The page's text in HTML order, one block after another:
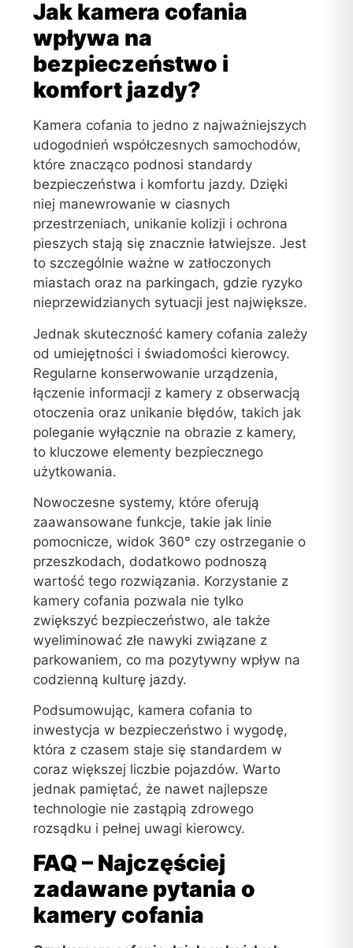
Jak kamera cofania
wpływa na
bezpieczeństwo i
komfort jazdy?
Kamera cofania to jedno z najważniejszych
udogodnień współczesnych samochodów,
które znacząco podnosi standardy
bezpieczeństwa i komfortu jazdy. Dzięki
niej manewrowanie w ciasnych
przestrzeniach, unikanie kolizji i ochrona
pieszych stają się znacznie łatwiejsze. Jest
to szczególnie ważne w zatłoczonych
miastach oraz na parkingach, gdzie ryzyko
nieprzewidzianych sytuacji jest największe.
Jednak skuteczność kamery cofania zależy
od umiejętności i świadomości kierowcy.
Regularne konserwowanie urządzenia,
łączenie informacji z kamery z obserwacją
otoczenia oraz unikanie błędów, takich jak
poleganie wyłącznie na obrazie z kamery,
to kluczowe elementy bezpiecznego
użytkowania.
Nowoczesne systemy, które oferują
zaawansowane funkcje, takie jak linie
pomocnicze, widok 360° czy ostrzeganie o
przeszkodach, dodatkowo podnoszą
wartość tego rozwiązania. Korzystanie z
kamery cofania pozwala nie tylko
zwiększyć bezpieczeństwo, ale także
wyeliminować złe nawyki związane z
parkowaniem, co ma pozytywny wpływ na
codzienną kulturę jazdy.
Podsumowując, kamera cofania to
inwestycja w bezpieczeństwo i wygodę,
która z czasem staje się standardem w
coraz większej liczbie pojazdów. Warto
jednak pamiętać, że nawet najlepsze
technologie nie zastąpią zdrowego
rozsądku i pełnej uwagi kierowcy.
FAQ – Najczęściej
zadawane pytania o
kamery cofania